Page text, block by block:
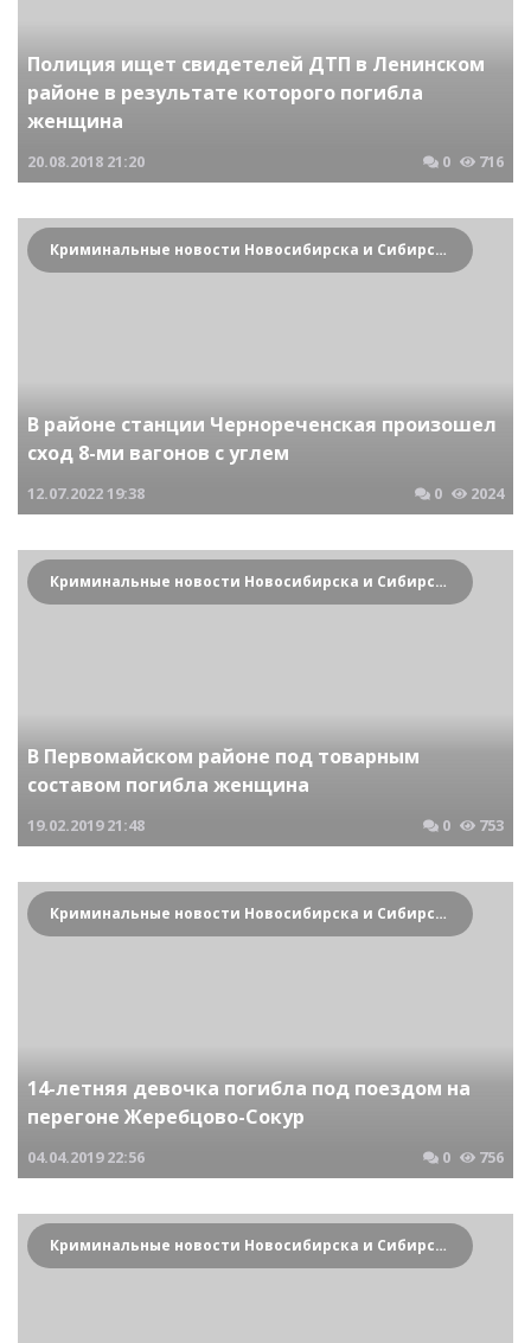
Полиция ищет свидетелей ДТП в Ленинском
районе в результате которого погибла
женщина
20.08.2018 21:20 0 716
Криминальные новости Новосибирска и Сибирского региона
В районе станции Чернореченская произошел
сход 8-ми вагонов с углем
12.07.202219:38 0 2024
Криминальные новости Новосибирска и Сибирского региона
В Первомайском районе под товарным
составом погибла женщина
19.02.2019 21:48 0 753
Криминальные новости Новосибирска и Сибирского региона
14-летняя девочка погибла под поездом на
перегоне Жеребцово-Сокур
04.04.2019 22:56 0 756
Криминальные новости Новосибирска и Сибирского региона